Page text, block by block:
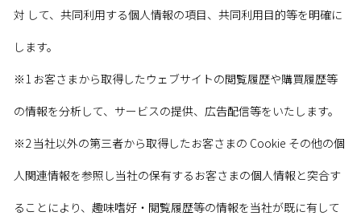
対 して、共同利用する個人情報の項目、共同利用目的等を明確に
します。
※1 お客さまから取得したウェブサイトの閲覧履歴や購買履歴等
の情報を分析して、サービスの提供、広告配信等をいたします。
※2 当社以外の第三者から取得したお客さまの Cookie その他の個
人関連情報を参照し当社の保有するお客さまの個人情報と突合す
ることにより、趣味嗜好・閲覧履歴等の情報を当社が既に有して